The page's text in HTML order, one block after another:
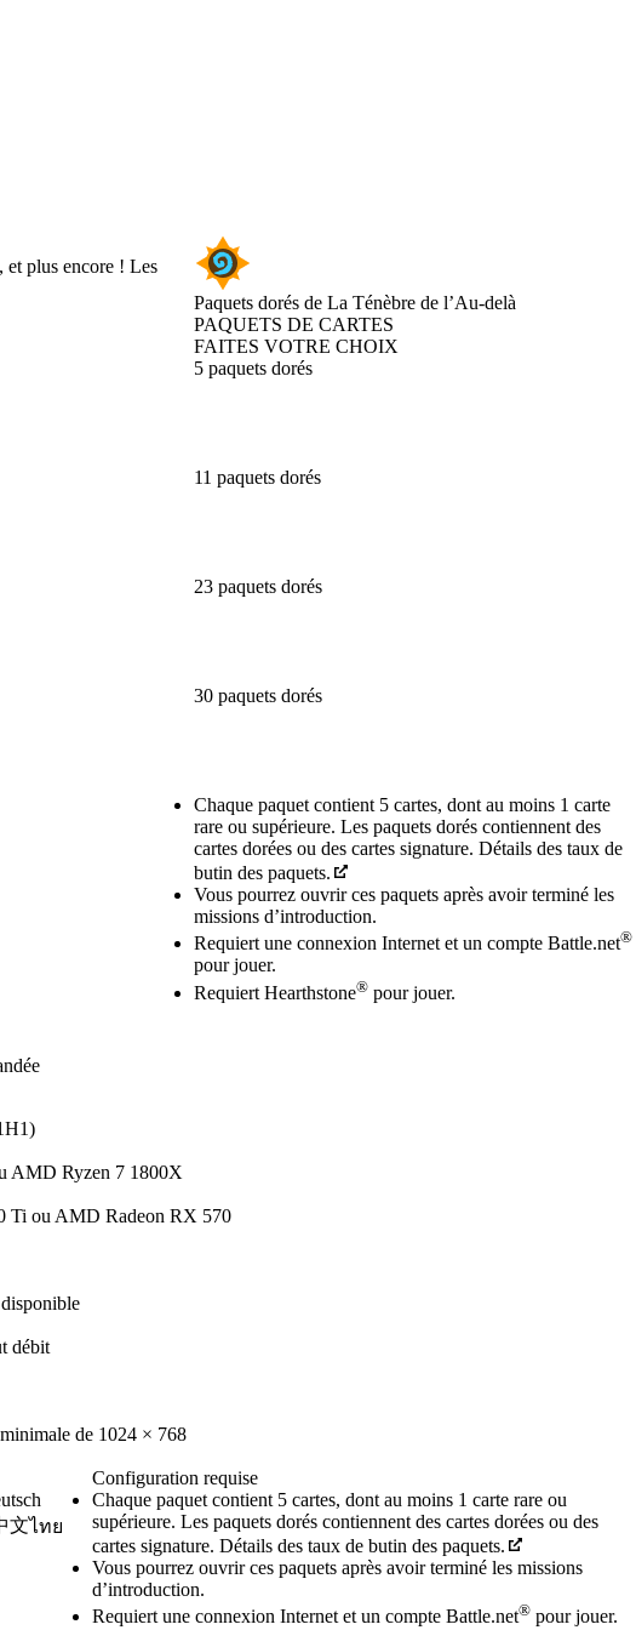
Paquets dorés de La Ténèbre de l’Au-delà
PAQUETS DE CARTES
FAITES VOTRE CHOIX
5 paquets dorés
11 paquets dorés
23 paquets dorés
30 paquets dorés
Available actions
Chaque paquet contient 5 cartes, dont au moins 1 carte
rare ou supérieure. Les paquets dorés contiennent des
cartes dorées ou des cartes signature. Détails des taux de
butin des paquets.
Vous pourrez ouvrir ces paquets après avoir terminé les
missions d’introduction.
Requiert une connexion Internet et un compte Battle.net®
pour jouer.
Requiert Hearthstone® pour jouer.
et plus encore ! Les
AMD Ryzen 7 1800X
Ti ou AMD Radeon RX 570
débit
de 1024 × 768
文ไทย
Configuration requise
Chaque paquet contient 5 cartes, dont au moins 1 carte rare ou
supérieure. Les paquets dorés contiennent des cartes dorées ou des
cartes signature. Détails des taux de butin des paquets.
Vous pourrez ouvrir ces paquets après avoir terminé les missions
d’introduction.
Requiert une connexion Internet et un compte Battle.net® pour jouer.